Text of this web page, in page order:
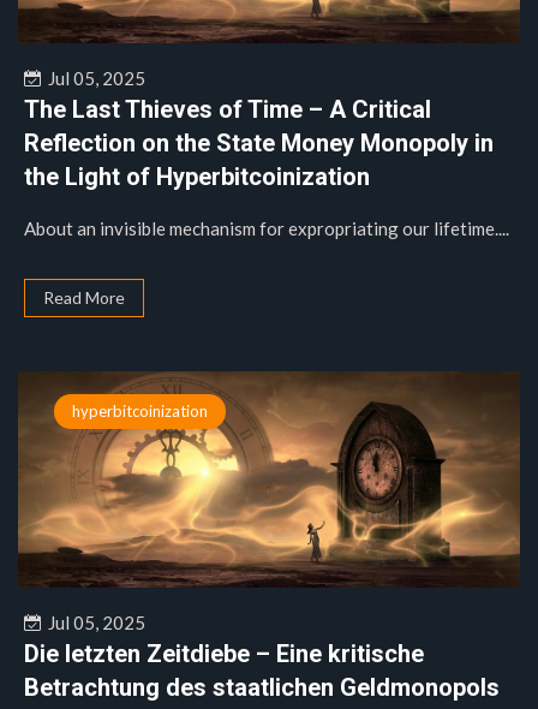
Jul 05, 2025
The Last Thieves of Time – A Critical
Reflection on the State Money Monopoly in
the Light of Hyperbitcoinization
About an invisible mechanism for expropriating our lifetime....
Read More
hyperbitcoinization
Jul 05, 2025
Die letzten Zeitdiebe – Eine kritische
Betrachtung des staatlichen Geldmonopols